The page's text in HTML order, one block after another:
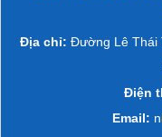
Địa chỉ: Đường Lê Thái
Điện
Email: